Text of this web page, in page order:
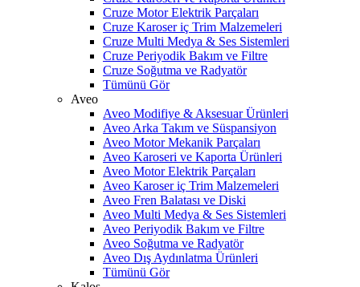
Cruze Motor Elektrik Parçaları
Cruze Karoser iç Trim Malzemeleri
Cruze Multi Medya & Ses Sistemleri
Cruze Periyodik Bakım ve Filtre
Cruze Soğutma ve Radyatör
Tümünü Gör
Aveo
Aveo Modifiye & Aksesuar Ürünleri
Aveo Arka Takım ve Süspansiyon
Aveo Motor Mekanik Parçaları
Aveo Karoseri ve Kaporta Ürünleri
Aveo Motor Elektrik Parçaları
Aveo Karoser iç Trim Malzemeleri
Aveo Fren Balatası ve Diski
Aveo Multi Medya & Ses Sistemleri
Aveo Periyodik Bakım ve Filtre
Aveo Soğutma ve Radyatör
Aveo Dış Aydınlatma Ürünleri
Tümünü Gör